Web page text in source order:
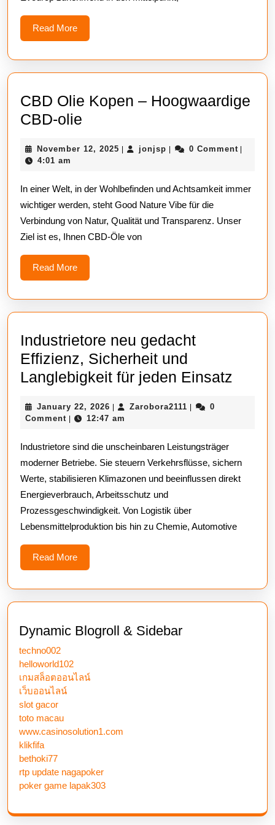
Read MoreRead
More
CBD Olie Kopen – Hoogwaardige
CBD-olie
Kopen
Hoogwaardige
CBD-
olie
November 12, 2025 November
jonjsp jonjsp0 Comment
4:01 am
In einer Welt, in der Wohlbefinden und Achtsamkeit immer
wichtiger werden, steht Good Nature Vibe für die
Verbindung von Natur, Qualität und Transparenz. Unser
Ziel ist es, Ihnen CBD-Öle von
Read MoreRead
More
Industrietore neu gedacht
Effizienz, Sicherheit und
Langlebigkeit für jeden Einsatz
und
jeden
January 22, 2026 January
22,
Zarobora2111 Zarobora2111
0
Comment
12:47 am
Industrietore sind die unscheinbaren Leistungsträger
moderner Betriebe. Sie steuern Verkehrsflüsse, sichern
Werte, stabilisieren Klimazonen und beeinflussen direkt
Energieverbrauch, Arbeitsschutz und
Prozessgeschwindigkeit. Von Logistik über
Lebensmittelproduktion bis hin zu Chemie, Automotive
Read MoreRead
More
Dynamic Blogroll & Sidebar
techno002
helloworld102
เกมสล็อตออนไลน์
เว็บออนไลน์
slot gacor
toto macau
www.casinosolution1.com
klikfifa
bethoki77
rtp update nagapoker
poker game lapak303